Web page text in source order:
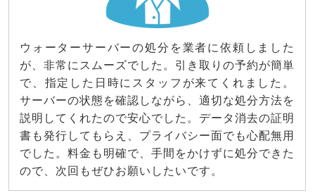
ウォーターサーバーの処分を業者に依頼しました
が、非常にスムーズでした。引き取りの予約が簡単
で、指定した日時にスタッフが来てくれました。
サーバーの状態を確認しながら、適切な処分方法を
説明してくれたので安心でした。データ消去の証明
書も発行してもらえ、プライバシー面でも心配無用
でした。料金も明確で、手間をかけずに処分できた
ので、次回もぜひお願いしたいです。